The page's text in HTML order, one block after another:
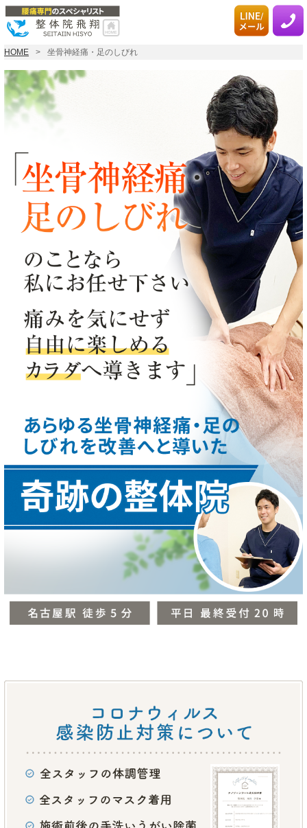
HOME 坐骨神経痛・足のしびれ